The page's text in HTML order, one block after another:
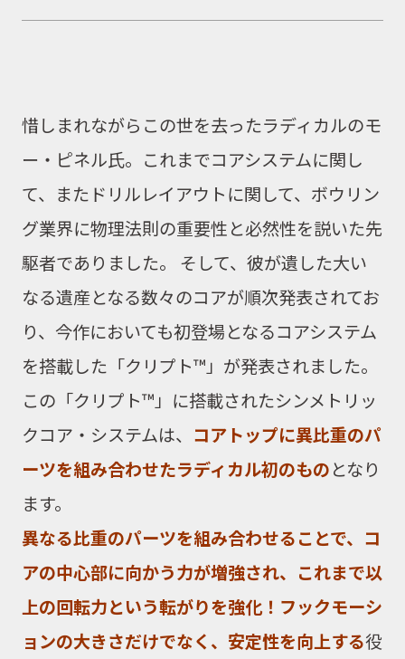
惜しまれながらこの世を去ったラディカルのモ
ー・ピネル氏。これまでコアシステムに関し
て、またドリルレイアウトに関して、ボウリン
グ業界に物理法則の重要性と必然性を説いた先
駆者でありました。 そして、 彼が遺した大い
なる遺産となる数々のコアが順次発表されてお
り、今作においても初登場となるコアシステム
を搭載した「クリプト™」が発表されました。
この「クリプト™」に搭載されたシンメトリッ
クコア・システムは、 コアトップに異比重のパ
ーツを組み合わせたラディカル初のものとなり
ます。
異なる比重のパーツを組み合わせることで、コ
アの中心部に向かう力が増強され、これまで以
上の回転力という転がりを強化！フックモーシ
ョンの大きさだけでなく、安定性を向上する役